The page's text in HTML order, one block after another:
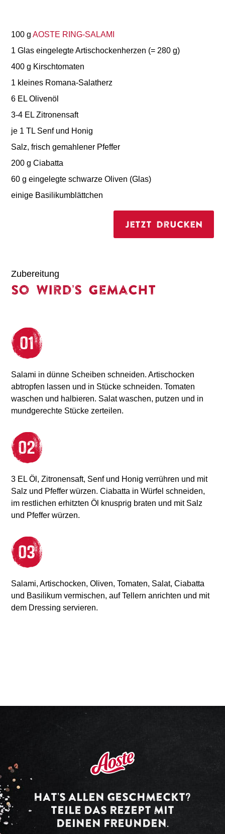
100 gAOSTE RING-SALAMI
1 Glas eingelegte Artischockenherzen (= 280 g)
400 g Kirschtomaten
1 kleines Romana-Salatherz
6 EL Olivenöl
3-4 EL Zitronensaft
je 1 TL Senf und Honig
Salz, frisch gemahlener Pfeffer
200 g Ciabatta
60 g eingelegte schwarze Oliven (Glas)
einige Basilikumblättchen
Jetzt drucken
Zubereitung
So wird’s gemacht
Salami in dünne Scheiben schneiden. Artischocken
abtropfen lassen und in Stücke schneiden. Tomaten
waschen und halbieren. Salat waschen, putzen und in
mundgerechte Stücke zerteilen.
3 EL Öl, Zitronensaft, Senf und Honig verrühren und mit
Salz und Pfeffer würzen. Ciabatta in Würfel schneiden,
im restlichen erhitzten Öl knusprig braten und mit Salz
und Pfeffer würzen.
Salami, Artischocken, Oliven, Tomaten, Salat, Ciabatta
und Basilikum vermischen, auf Tellern anrichten und mit
dem Dressing servieren.
HAT’S ALLEN GESCHMECKT?
TEILE DAS REZEPT MIT
DEINEN FREUNDEN.